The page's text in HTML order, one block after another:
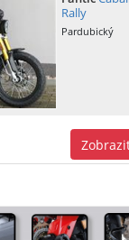
Rally
Pardubický